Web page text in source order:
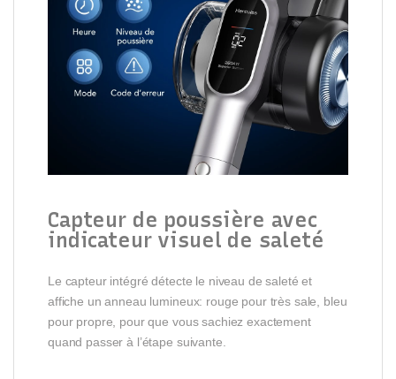
Capteur de poussière avec
indicateur visuel de saleté
Le capteur intégré détecte le niveau de saleté et
affiche un anneau lumineux: rouge pour très sale, bleu
pour propre, pour que vous sachiez exactement
quand passer à l’étape suivante.